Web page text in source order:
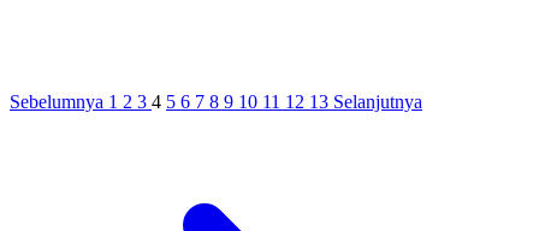
Sebelumnya 1 2 3 4 5 6 7 8 9 10 11 12 13 Selanjutnya